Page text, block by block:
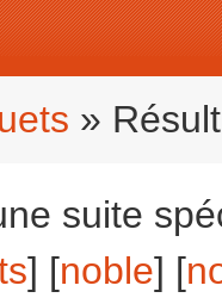
»
suite
] [noble] [